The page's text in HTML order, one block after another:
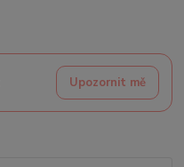
Upozornit mě